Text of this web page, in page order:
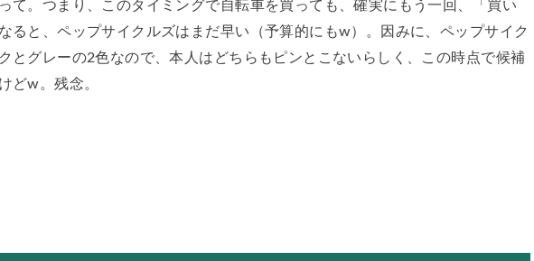
て。つまり、このタイミングで自転車を買っても、確実にもう一回、「買い
ると、ペップサイクルズはまだ早い（予算的にもw）。因みに、ペップサイク
とグレーの2色なので、本人はどちらもピンとこないらしく、この時点で候補
どw。残念。